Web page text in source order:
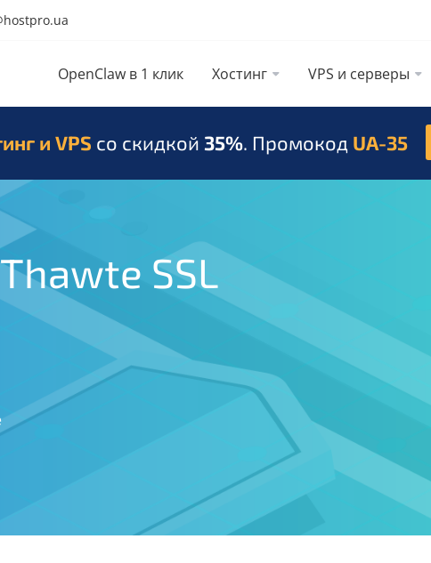
OpenClaw в 1 клик Хостинг VPS и серверы
и VPS со скидкой 35%. Промокод UA-35
SSL